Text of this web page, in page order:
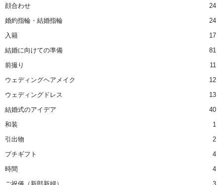
顔合わせ
24
婚約指輪・結婚指輪
24
入籍
17
結婚に向けての準備
81
前撮り
11
ウェディングヘアメイク
12
ウェディングドレス
13
結婚式のアイデア
40
和装
1
引出物
2
プチギフト
4
時間
4